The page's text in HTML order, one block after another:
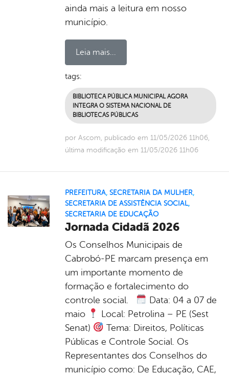
ainda mais a leitura em nosso
município.
Leia mais...
tags:
BIBLIOTECA PÚBLICA MUNICIPAL AGORA
INTEGRA O SISTEMA NACIONAL DE
BIBLIOTECAS PÚBLICAS
por Ascom, publicado em 11/05/2026 11h06,
última modificação em 11/05/2026 11h06
PREFEITURA, SECRETARIA DA MULHER,
SECRETARIA DE ASSISTÊNCIA SOCIAL,
SECRETARIA DE EDUCAÇÃO
Jornada Cidadã 2026
Os Conselhos Municipais de
Cabrobó-PE marcam presença em
um importante momento de
formação e fortalecimento do
controle social.
Data: 04 a 07 de
maio
Local: Petrolina – PE (Sest
Senat)
Tema: Direitos, Políticas
Públicas e Controle Social. Os
Representantes dos Conselhos do
município como: De Educação, CAE,